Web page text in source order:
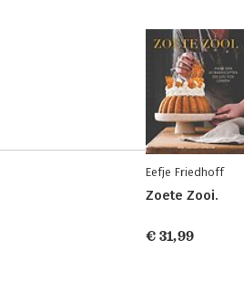
Eefje Friedhoff
Zoete Zooi.
€ 31,99